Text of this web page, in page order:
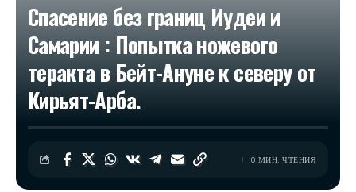
Спасение без границ Иудеи и
Самарии : Попытка ножевого
теракта в Бейт-Ануне к северу от
Кирьят-Арба.
0 МИН. ЧТЕНИЯ